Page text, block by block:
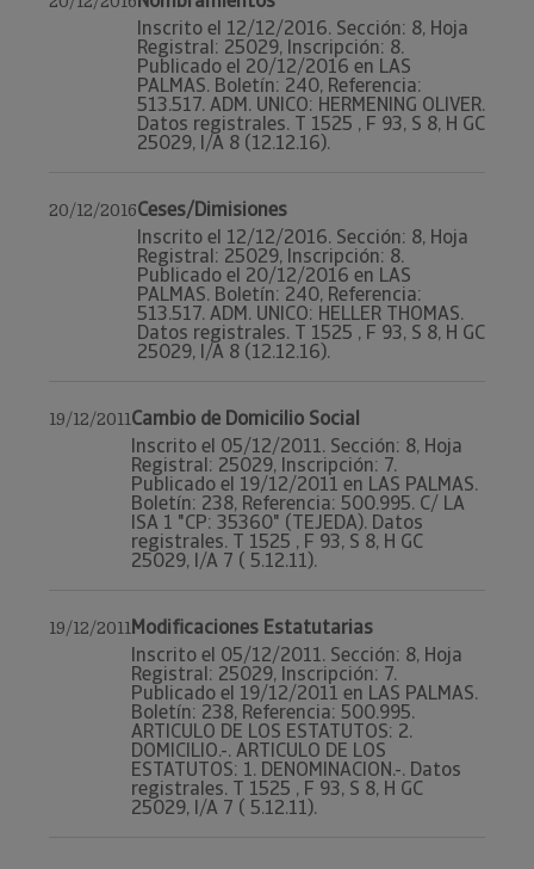
Inscrito el 12/12/2016. Sección: 8, Hoja
Registral: 25029, Inscripción: 8.
Publicado el 20/12/2016 en LAS
PALMAS. Boletín: 240, Referencia:
513.517. ADM. UNICO: HERMENING OLIVER.
Datos registrales. T 1525 , F 93, S 8, H GC
25029, I/A 8 (12.12.16).
20/12/2016Ceses/Dimisiones
Inscrito el 12/12/2016. Sección: 8, Hoja
Registral: 25029, Inscripción: 8.
Publicado el 20/12/2016 en LAS
PALMAS. Boletín: 240, Referencia:
513.517. ADM. UNICO: HELLER THOMAS.
Datos registrales. T 1525 , F 93, S 8, H GC
25029, I/A 8 (12.12.16).
19/12/2011Cambio de Domicilio Social
Inscrito el 05/12/2011. Sección: 8, Hoja
Registral: 25029, Inscripción: 7.
Publicado el 19/12/2011 en LAS PALMAS.
Boletín: 238, Referencia: 500.995. C/ LA
ISA 1 "CP: 35360" (TEJEDA). Datos
registrales. T 1525 , F 93, S 8, H GC
25029, I/A 7 ( 5.12.11).
19/12/2011Modificaciones Estatutarias
Inscrito el 05/12/2011. Sección: 8, Hoja
Registral: 25029, Inscripción: 7.
Publicado el 19/12/2011 en LAS PALMAS.
Boletín: 238, Referencia: 500.995.
ARTICULO DE LOS ESTATUTOS: 2.
DOMICILIO.-. ARTICULO DE LOS
ESTATUTOS: 1. DENOMINACION.-. Datos
registrales. T 1525 , F 93, S 8, H GC
25029, I/A 7 ( 5.12.11).